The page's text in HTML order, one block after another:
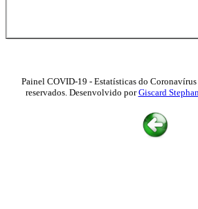
Painel COVID-19 - Estatísticas do
reservados. Desenvolvido porGiscard